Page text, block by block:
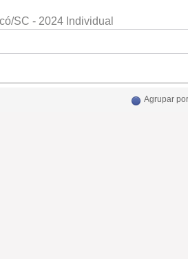
SC - 2024 Individual
Agrupar